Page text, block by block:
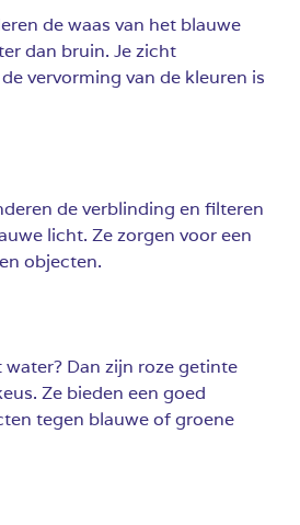
de waas van het blauwe
dan bruin. Je zicht
vervorming van de kleuren is
de verblinding en filteren
licht. Ze zorgen voor een
objecten.
Dan zijn roze getinte
Ze bieden een goed
tegen blauwe of groene